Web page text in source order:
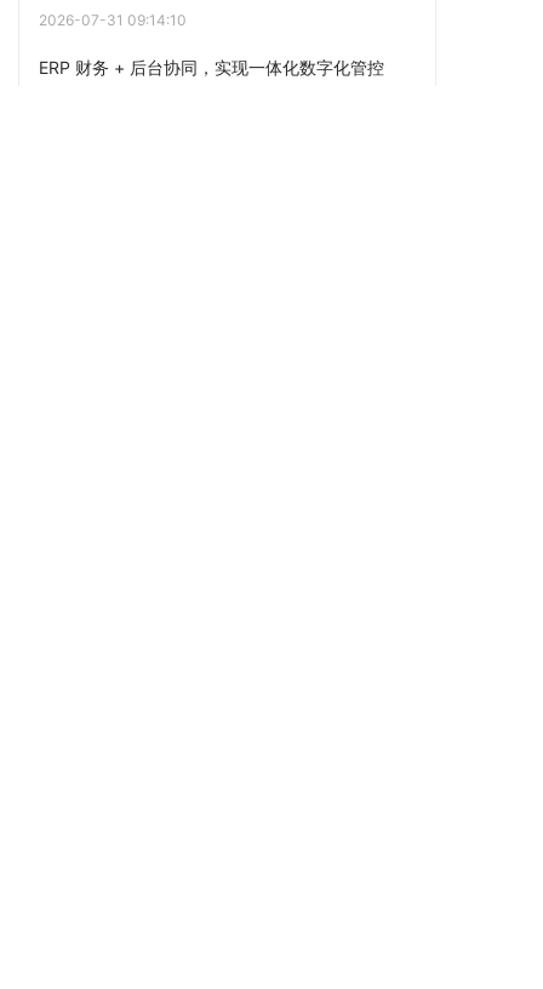
2026-07-31 09:14:10
ERP 财务 + 后台协同，实现一体化数字化管控